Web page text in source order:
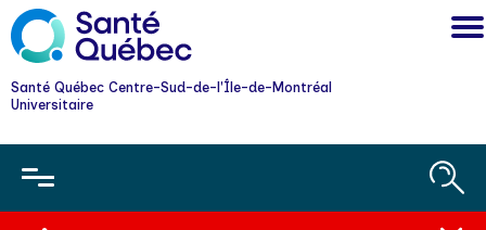
Santé Québec Centre-Sud-de-l'Île-de-Montréal
Universitaire